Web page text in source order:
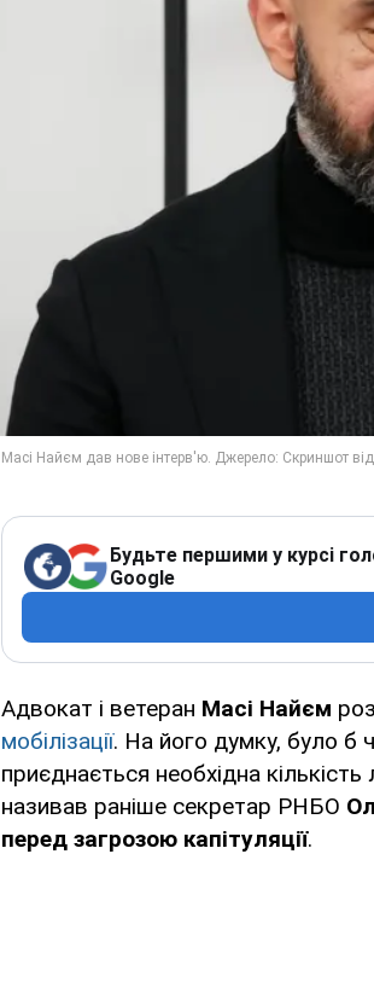
Будьте першими у курсі
Google
Адвокат і ветеран Масі Найєм
мобілізації. На його думку, було б
приєднається необхідна
називав раніше секретар РНБО
перед загрозою капітуляції.